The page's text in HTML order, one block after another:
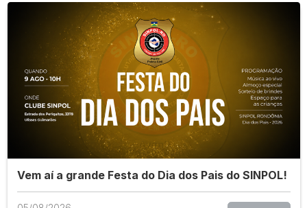
Vem aí a grande Festa do Dia dos Pais do SINPOL!